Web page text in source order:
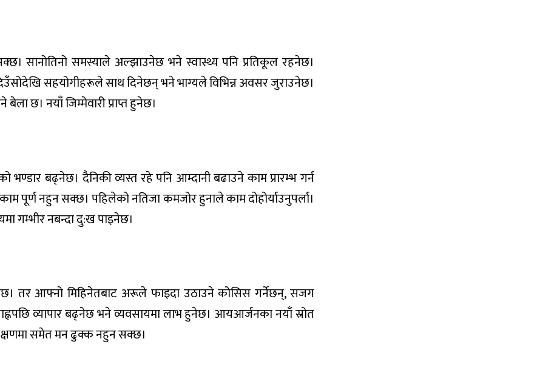
सानोतिनो समस्याले अल्झाउनेछ भने स्वास्थ्य पनि प्रतिकूल रहनेछ।
सहयोगीहरूले साथ दिनेछन् भने भाग्यले विभिन्न अवसर जुराउनेछ।
छ। नयाँ जिम्मेवारी प्राप्त हुनेछ।
भण्डार बढ्नेछ। दैनिकी व्यस्त रहे पनि आम्दानी बढाउने काम प्रारम्भ गर्न
पूर्ण नहुन सक्छ। पहिलेको नतिजा कमजोर हुनाले काम दोहोर्याउनुपर्ला।
गम्भीर नबन्दा दु:ख पाइनेछ।
तर आफ्नो मिहिनेतबाट अरूले फाइदा उठाउने कोसिस गर्नेछन्, सजग
व्यापार बढ्नेछ भने व्यवसायमा लाभ हुनेछ। आयआर्जनका नयाँ स्रोत
क्षणमा समेत मन ढुक्क नहुन सक्छ।